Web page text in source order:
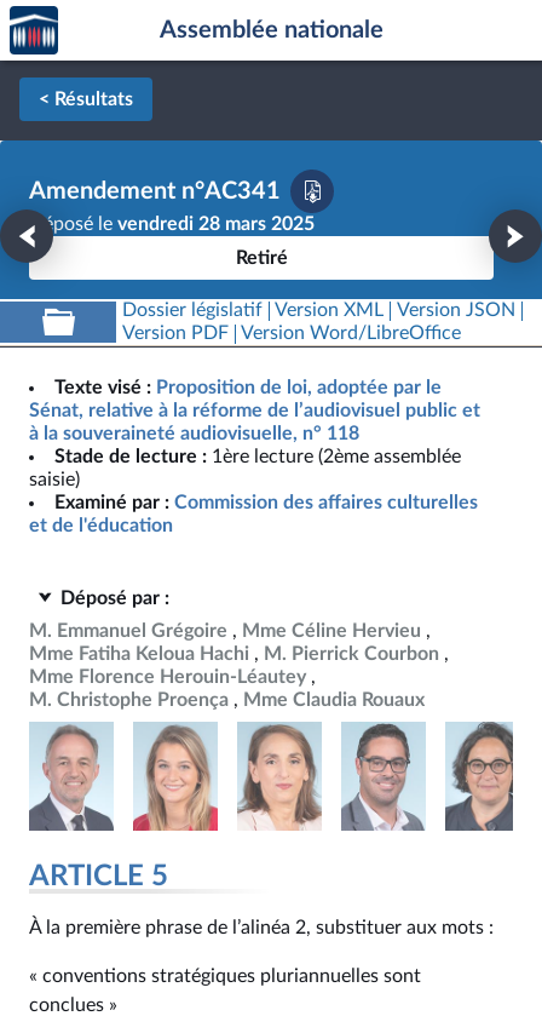
Aller au contenu
Aller en bas de la page
Accèder
à la
page
d'accueil
Assemblée nationale
< Résultats
Amendement n°AC341
Déposé le vendredi 28 mars 2025
Retiré
Dossier législatif Version XML
Version JSON
Version PDF
Version Word/LibreOffice
Texte visé : Proposition de loi, adoptée par le
Sénat, relative à la réforme de l’audiovisuel public et
à la souveraineté audiovisuelle, n° 118
Stade de lecture : 1ère lecture (2ème assemblée
saisie)
Examiné par : Commission des affaires culturelles
et de l'éducation
Déposé par :
M. Emmanuel Grégoire
Mme Céline Hervieu
Mme Fatiha Keloua Hachi
M. Pierrick Courbon
Mme Florence Herouin-Léautey
M. Christophe Proença
Mme Claudia Rouaux
ARTICLE 5
À la première phrase de l’alinéa 2, substituer aux mots :
« conventions stratégiques pluriannuelles sont
conclues »